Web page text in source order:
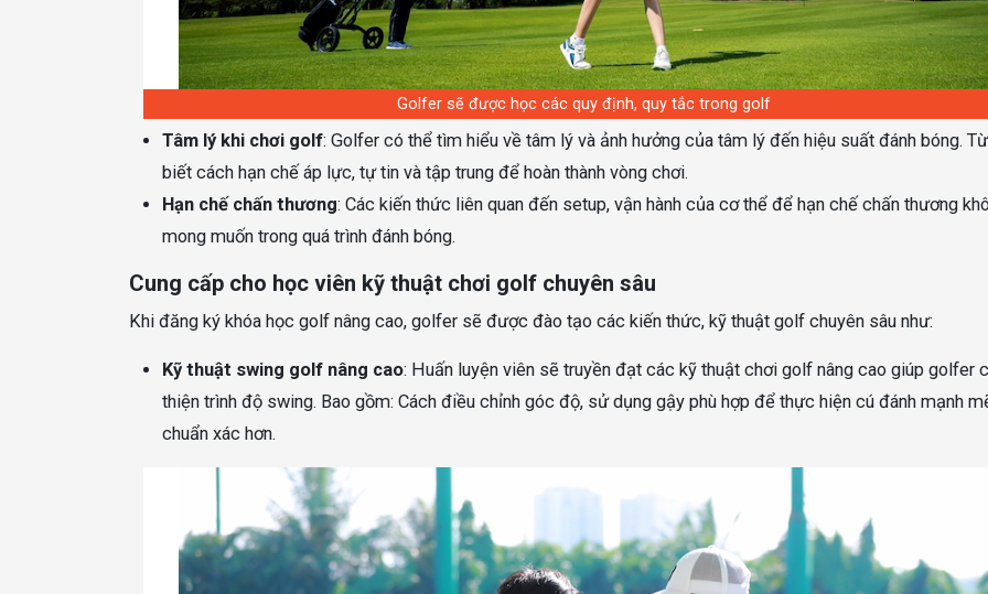
Golfer sẽ được học các quy định, quy tắc trong golf
Tâm lý khi chơi golf: Golfer có thể tìm hiểu về tâm lý và ảnh hưởng của tâm lý đến hiệu suất đánh bóng.
biết cách hạn chế áp lực, tự tin và tập trung để hoàn thành vòng chơi.
Hạn chế chấn thương: Các kiến thức liên quan đến setup, vận hành của cơ thể để hạn chế chấn thương
mong muốn trong quá trình đánh bóng.
Cung cấp cho học viên kỹ thuật chơi golf chuyên sâu
Khi đăng ký khóa học golf nâng cao, golfer sẽ được đào tạo các kiến thức, kỹ thuật golf chuyên sâu như:
Kỹ thuật swing golf nâng cao: Huấn luyện viên sẽ truyền đạt các kỹ thuật chơi golf nâng cao giúp golfer
thiện trình độ swing. Bao gồm: Cách điều chỉnh góc độ, sử dụng gậy phù hợp để thực hiện cú đánh mạnh
chuẩn xác hơn.